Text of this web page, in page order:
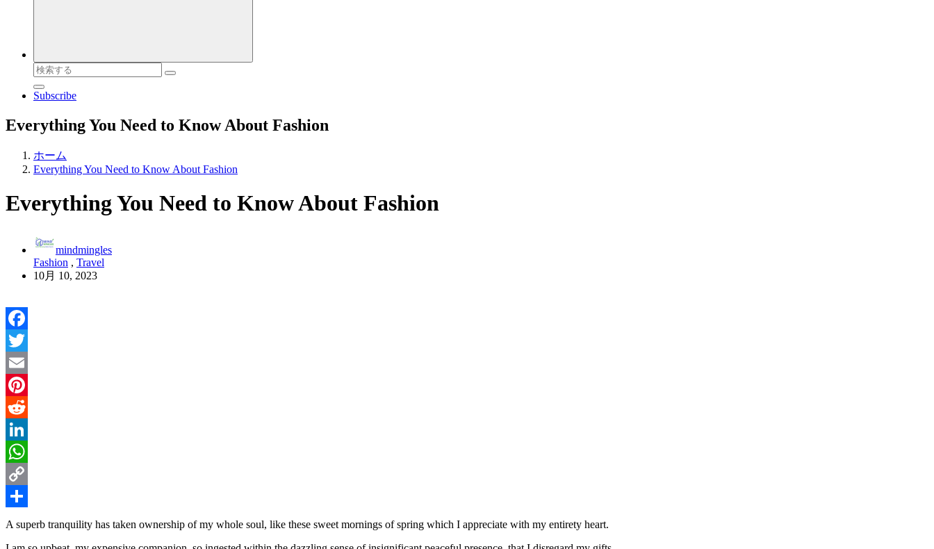
検
索
対
Subscribe
Everything You Need to Know About Fashion
ホーム
Everything You Need to Know About Fashion
Everything You Need to Know About Fashion
mindmingles
Fashion , Travel
10月 10, 2023
Facebook
Twitter
Email
Pinterest
Reddit
LinkedIn
WhatsApp
Copy
Link
共
A superb tranquility has taken ownership of my whole soul, like these sweet mornings of spring which I appreciate with my entirety heart.